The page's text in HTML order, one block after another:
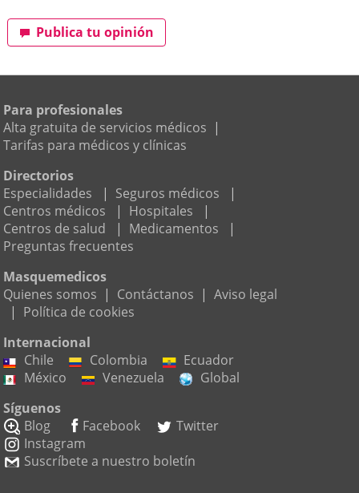
Publica tu opinión
Para profesionales
Alta gratuita de servicios médicos |
Tarifas para médicos y clínicas
Directorios
Especialidades
| Seguros médicos
|
Centros médicos
| Hospitales
|
Centros de salud
| Medicamentos
|
Preguntas frecuentes
Masquemedicos
Quienes somos | Contáctanos | Aviso legal
| Política de cookies
Internacional
Chile
Colombia
Ecuador
México
Venezuela
Global
Síguenos
Blog
Facebook
Twitter
Instagram
Suscríbete a nuestro boletín